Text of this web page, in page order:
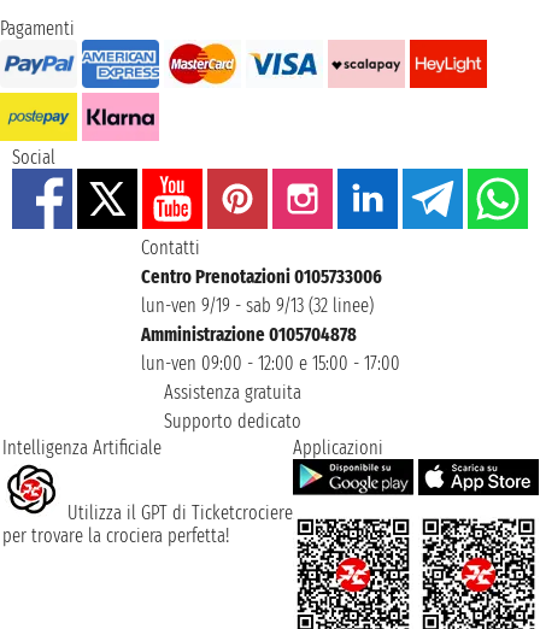
Pagamenti
Social
Contatti
Centro Prenotazioni 0105733006
lun-ven 9/19 - sab 9/13 (32 linee)
Amministrazione 0105704878
lun-ven 09:00 - 12:00 e 15:00 - 17:00
Assistenza gratuita
Supporto dedicato
Intelligenza Artificiale
Utilizza il GPT di Ticketcrociere
per trovare la crociera perfetta!
Applicazioni